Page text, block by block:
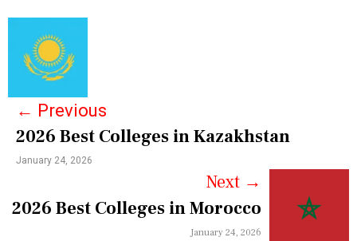
n
v
← Previous
2026 Best Colleges in Kazakhstan
January 24, 2026
Next →
2026 Best Colleges in Morocco
January 24, 2026